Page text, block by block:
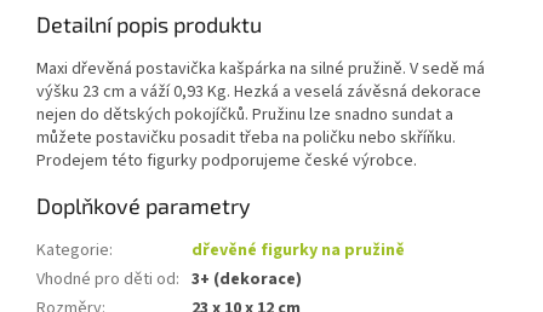
Detailní popis produktu
Maxi dřevěná postavička kašpárka na silné pružině. V sedě má
výšku 23 cm a váží 0,93 Kg. Hezká a veselá závěsná dekorace
nejen do dětských pokojíčků. Pružinu lze snadno sundat a
můžete postavičku posadit třeba na poličku nebo skříňku.
Prodejem této figurky podporujeme české výrobce.
Doplňkové parametry
Kategorie:
dřevěné figurky na pružině
Vhodné pro děti od: 3+ (dekorace)